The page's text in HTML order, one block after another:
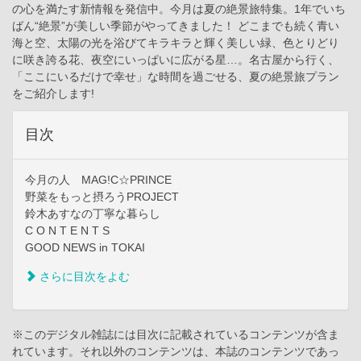
の心を満たす新情報を発信中。今月は夏の絶景旅特集。1年でいち
ばん“絶景”が美しい季節がやってきました！ どこまでも続く青い
海と空、太陽の光を浴びてキラキラと輝く美しい緑、色とりどり
に咲き誇る花、夜空にいっぱいに広がる星…。名古屋から行く、
「ここにいるだけで幸せ」な時間を過ごせる、夏の絶景旅プラン
をご紹介します!
目次
今月の人 MAG!C☆PRINCE
野菜をもっと摂ろうPROJECT
鈴木あすなの丁寧な暮らし
C O N T E N T S
GOOD NEWS in TOKAI
さらに目次をよむ
※このデジタル雑誌には目次に記載されているコンテンツが含ま
れています。それ以外のコンテンツは、本誌のコンテンツであっ